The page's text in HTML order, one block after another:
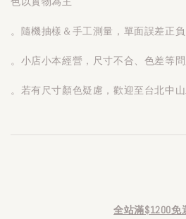
。隨機抽樣＆手工測量，單面誤差正
。小店小本經營，尺寸不合、色差等
。若有尺寸顏色疑慮，歡迎至台北中
全站滿$1200免